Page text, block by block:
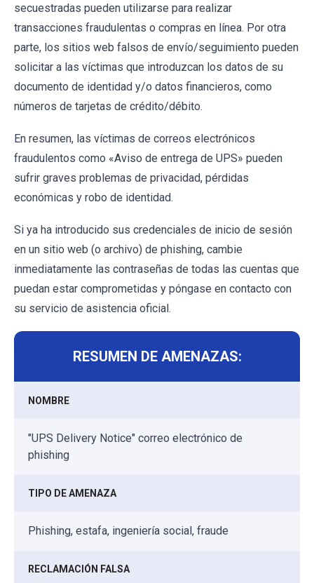
secuestradas pueden utilizarse para realizar
transacciones fraudulentas o compras en línea. Por otra
parte, los sitios web falsos de envío/seguimiento pueden
solicitar a las víctimas que introduzcan los datos de su
documento de identidad y/o datos financieros, como
números de tarjetas de crédito/débito.
En resumen, las víctimas de correos electrónicos
fraudulentos como «Aviso de entrega de UPS» pueden
sufrir graves problemas de privacidad, pérdidas
económicas y robo de identidad.
Si ya ha introducido sus credenciales de inicio de sesión
en un sitio web (o archivo) de phishing, cambie
inmediatamente las contraseñas de todas las cuentas que
puedan estar comprometidas y póngase en contacto con
su servicio de asistencia oficial.
RESUMEN DE AMENAZAS:
NOMBRE
"UPS Delivery Notice" correo electrónico de
phishing
TIPO DE AMENAZA
Phishing, estafa, ingeniería social, fraude
RECLAMACIÓN FALSA